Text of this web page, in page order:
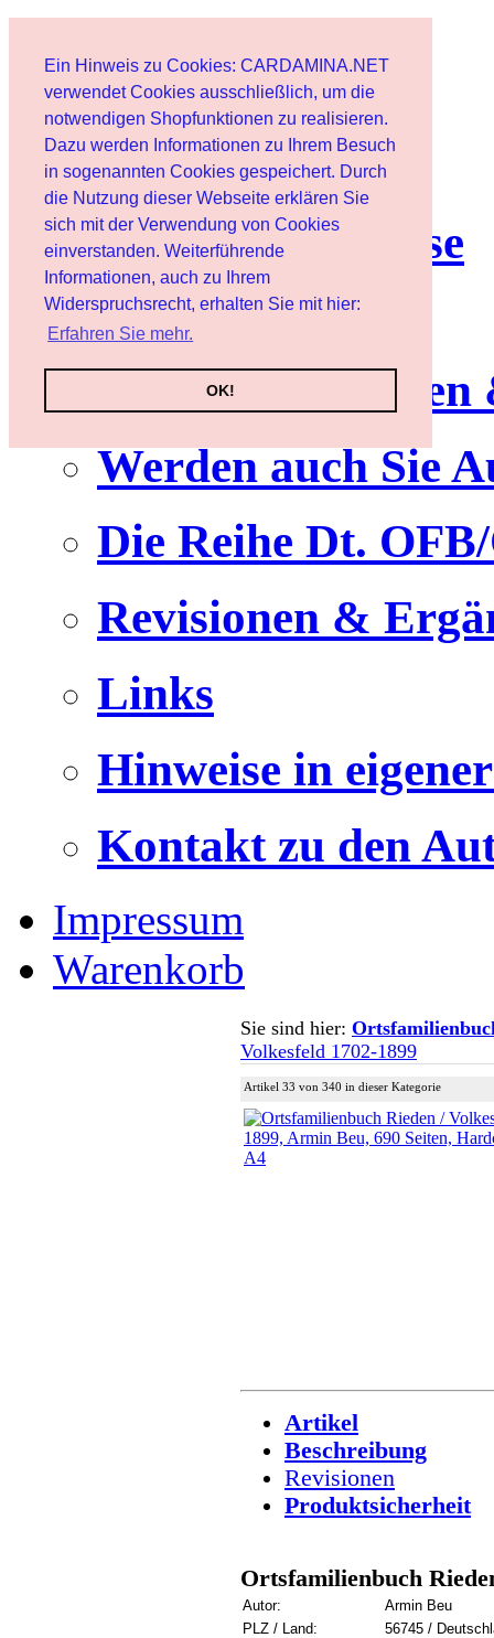
Ein Hinweis zu Cookies: CARDAMINA.NET
verwendet Cookies ausschließlich, um die
notwendigen Shopfunktionen zu realisieren.
Dazu werden Informationen zu Ihrem Besuch
in sogenannten Cookies gespeichert. Durch
die Nutzung dieser Webseite erklären Sie
sich mit der Verwendung von Cookies
einverstanden. Weiterführende
Informationen, auch zu Ihrem
Widerspruchsrecht, erhalten Sie mit hier:
Erfahren Sie mehr.
OK!
Benutzer
Newsletter
Nutzungshinweise
Service
Werden auch Sie
Die Reihe Dt.
Revisionen &
Links
Hinweise in
Kontakt zu den
Impressum
Warenkorb
Sie sind hier:
Volkesfeld 1702-1899
Artikel 33 von 340 in dieser Kategorie
Artikel
Beschreibung
Revisionen
Produktsicherheit
Ortsfamilienbuch
Autor:
Armin Beu
PLZ / Land:
56745 /